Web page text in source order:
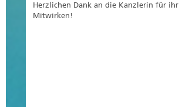
Herzlichen Dank an die Kanzlerin für ihr
Mitwirken!